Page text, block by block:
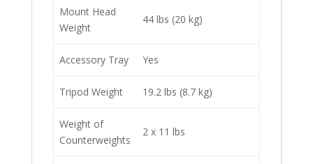
Mount Head
Weight
44 lbs (20 kg)
Accessory Tray Yes
Tripod Weight 19.2 lbs (8.7 kg)
Weight of
Counterweights
2 x 11 lbs